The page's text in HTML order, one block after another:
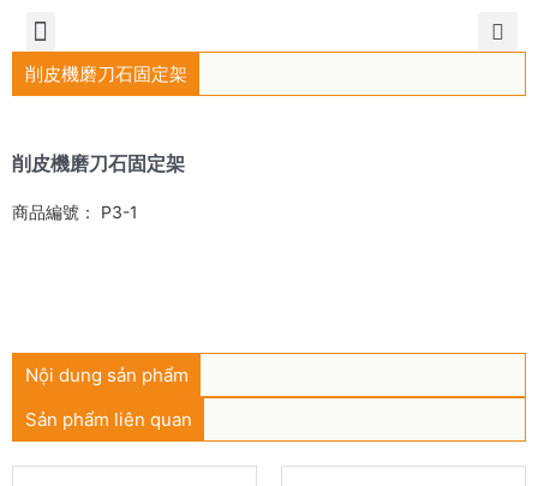
削皮機磨刀石固定架
削皮機磨刀石固定架
商品編號： P3-1
Nội dung sản phẩm
Sản phẩm liên quan